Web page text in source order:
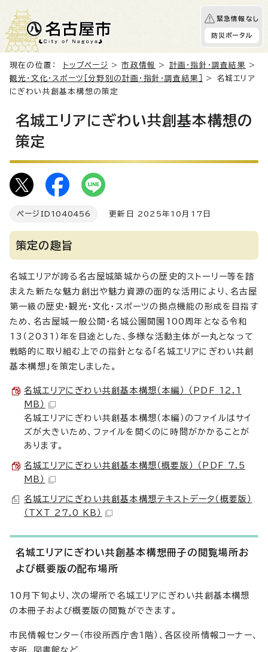
緊急情報なし
防災ポータル
現在の位置： トップページ >市政情報 > 計画・指針・調査結果
>
観光・文化・スポーツ［分野別の計画・指針・調査結果］
> 名城エリア
にぎわい共創基本構想の策定
名城エリアにぎわい共創基本構想の
策定
ページID 1040456 更新日 2025年10月17日
策定の趣旨
名城エリアが誇る名古屋城築城からの歴史的ストーリー等を踏
まえた新たな魅力創出や魅力資源の面的な活用により、名古屋
第一級の歴史・観光・文化・スポーツの拠点機能の形成を目指す
ため、名古屋城一般公開・名城公園開園100周年となる令和
13（2031）年を目途とした、多様な活動主体が一丸となって
戦略的に取り組む上での指針となる「名城エリアにぎわい共創
基本構想」を策定しました。
名城エリアにぎわい共創基本構想（本編） （PDF 12.1
MB）
名城エリアにぎわい共創基本構想（本編）のファイルはサイ
ズが大きいため、ファイルを開くのに時間がかかることが
あります。
名城エリアにぎわい共創基本構想（概要版） （PDF 7.5
MB）
名城エリアにぎわい共創基本構想テキストデータ（概要版）
（TXT 27.0 KB）
名城エリアにぎわい共創基本構想冊子の閲覧場所お
よび概要版の配布場所
10月下旬より、次の場所で名城エリアにぎわい共創基本構想
の本冊子および概要版の閲覧ができます。
市民情報センター（市役所西庁舎1階）、各区役所情報コーナー、
支所、図書館など